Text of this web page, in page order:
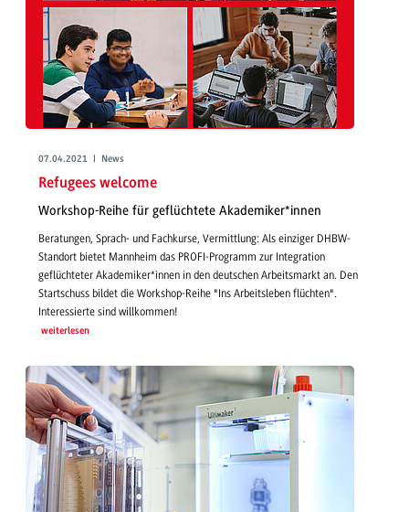
07.04.2021 | News
Refugees welcome
Workshop-Reihe für geflüchtete Akademiker*innen
Beratungen, Sprach- und Fachkurse, Vermittlung: Als einziger DHBW-
Standort bietet Mannheim das PROFI-Programm zur Integration
geflüchteter Akademiker*innen in den deutschen Arbeitsmarkt an. Den
Startschuss bildet die Workshop-Reihe "Ins Arbeitsleben flüchten".
Interessierte sind willkommen!
weiterlesen